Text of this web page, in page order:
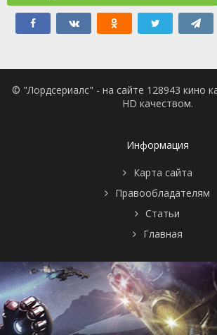
© "Лордсериалс" - на сайте 128943 кино
HD качеством.
Информация
Карта сайта
Правообладателям
Статьи
Главная